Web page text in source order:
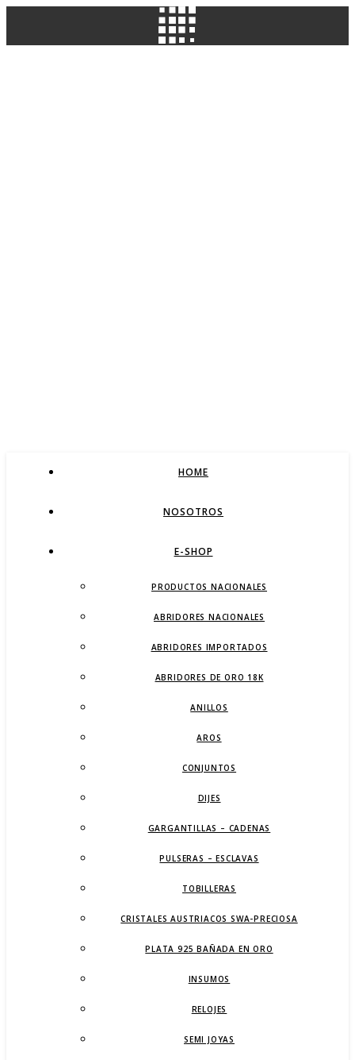
HOME
NOSOTROS
E-SHOP
PRODUCTOS NACIONALES
ABRIDORES NACIONALES
ABRIDORES IMPORTADOS
ABRIDORES DE ORO 18K
ANILLOS
AROS
CONJUNTOS
DIJES
GARGANTILLAS – CADENAS
PULSERAS – ESCLAVAS
TOBILLERAS
CRISTALES AUSTRIACOS SWA-PRECIOSA
PLATA 925 BAÑADA EN ORO
INSUMOS
RELOJES
SEMI JOYAS